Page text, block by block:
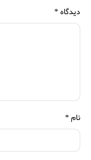
دیدگاه *
نام *